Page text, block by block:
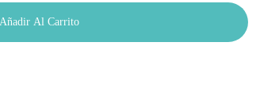
Añadir Al Carrito